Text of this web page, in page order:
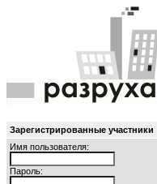
Зарегистрированные участники
Имя пользователя:
Пароль: